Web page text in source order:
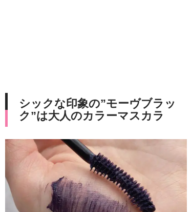
シックな印象の”モーヴブラッ
ク”は大人のカラーマスカラ